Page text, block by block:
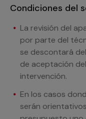
Condiciones del
La revisión del
por parte del
se descontará
de aceptación
intervención.
En los casos
serán